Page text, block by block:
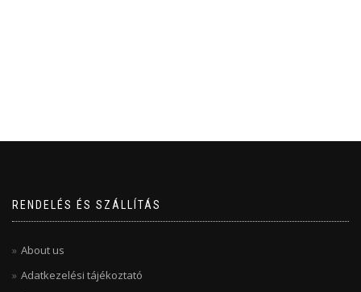
RENDELÉS ÉS SZÁLLÍTÁS
About us
Adatkezelési tájékoztató